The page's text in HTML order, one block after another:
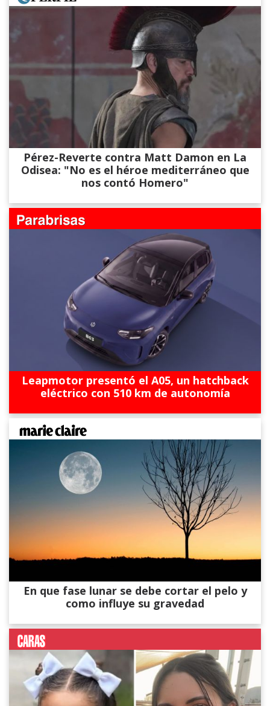
Pérez-Reverte contra Matt Damon en La
Odisea: "No es el héroe mediterráneo que
nos contó Homero"
Leapmotor presentó el A05, un hatchback
eléctrico con 510 km de autonomía
En que fase lunar se debe cortar el pelo y
como influye su gravedad